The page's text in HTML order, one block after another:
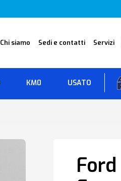
Chi siamo Sedi e contatti Servizi
KM0 USATO
Ford